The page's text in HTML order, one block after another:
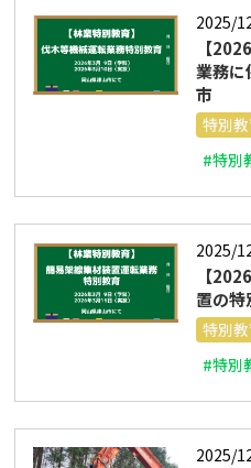
2025/
【
業務に
市
特別
#特別
2025/
【
置の特
特別
#特別
2025/